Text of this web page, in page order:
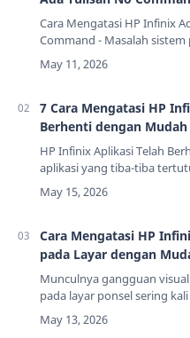
Cara Mengatasi HP Infinix
Command - Masalah
Android sering kali muncul
membuat pengguna merasa
7 Cara Mengatasi HP
Berhenti dengan Mudah
HP Infinix Aplikasi Telah
aplikasi yang tiba-tiba
memunculkan pesan galat
keluhan pengguna
Cara Mengatasi HP
pada Layar dengan
Munculnya gangguan
pada layar ponsel sering
pikiran bagi para pengguna
tidak hanya mengganggu